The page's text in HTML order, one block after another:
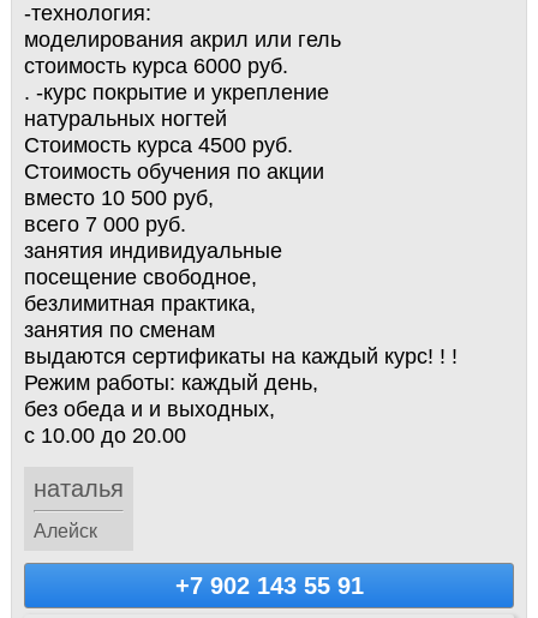
-технология:
моделирования акрил или гель
стоимость курса 6000 руб.
. -курс покрытие и укрепление
натуральных ногтей
Стоимость курса 4500 руб.
Стоимость обучения по акции
вместо 10 500 руб,
всего 7 000 руб.
занятия индивидуальные
посещение свободное,
безлимитная практика,
занятия по сменам
выдаются сертификаты на каждый курс! ! !
Режим работы: каждый день,
без обеда и и выходных,
с 10.00 до 20.00
наталья
Алейск
+7 902 143 55 91